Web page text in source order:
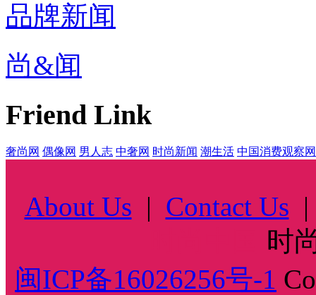
品牌新闻
尚&闻
Friend Link
奢尚网 偶像网 男人志 中奢网 时尚新闻 潮生活 中国消费观察网
About Us | Contact Us
时
闽ICP备16026256号-1